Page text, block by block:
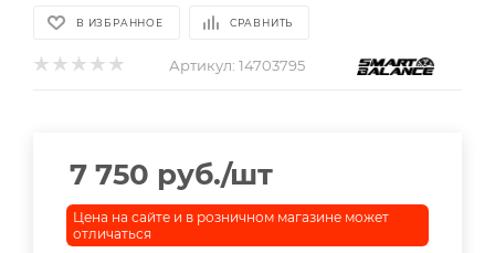
В ИЗБРАННОЕ СРАВНИТЬ
Артикул: 14703795
7 750 руб./шт
Цена на сайте и в розничном магазине может
отличаться